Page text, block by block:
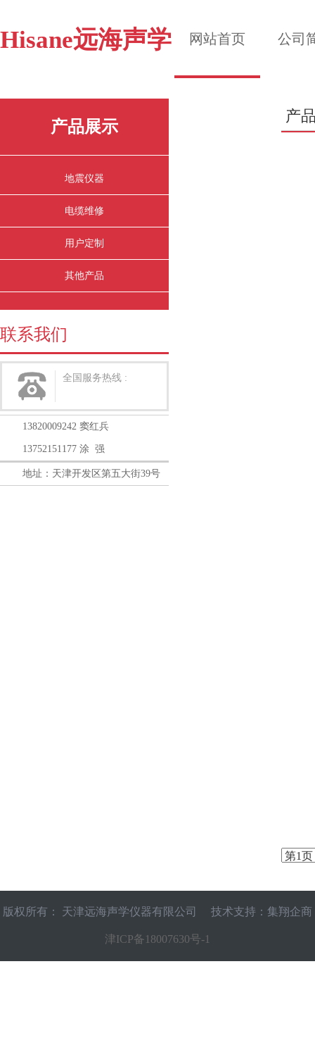
Hisane远海声学 网站首页 公司
产品展示
地震仪器
电缆维修
用户定制
其他产品
联系我们
全国服务热线 :
13820009242 窦红兵
13752151177 涂 强
地址：天津开发区第五大街39号
产
版权所有： 天津远海声学仪器有限公司 技术支持：集翔企商
津ICP备18007630号-1